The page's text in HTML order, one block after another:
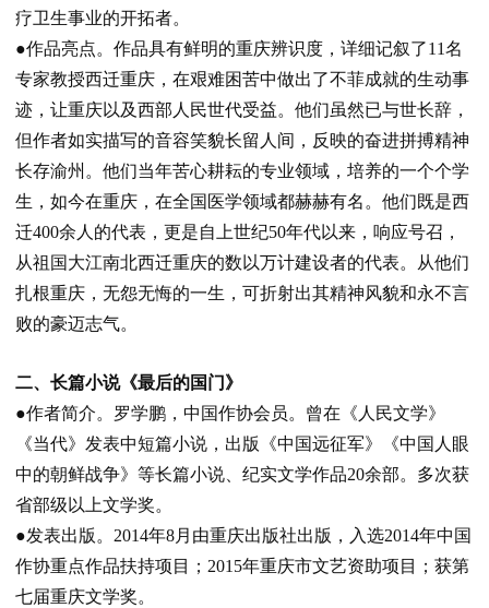
疗卫生事业的开拓者。
●作品亮点。作品具有鲜明的重庆辨识度，详细记叙了11名
专家教授西迁重庆，在艰难困苦中做出了不菲成就的生动事
迹，让重庆以及西部人民世代受益。他们虽然已与世长辞，
但作者如实描写的音容笑貌长留人间，反映的奋进拼搏精神
长存渝州。他们当年苦心耕耘的专业领域，培养的一个个学
生，如今在重庆，在全国医学领域都赫赫有名。他们既是西
迁400余人的代表，更是自上世纪50年代以来，响应号召，
从祖国大江南北西迁重庆的数以万计建设者的代表。从他们
扎根重庆，无怨无悔的一生，可折射出其精神风貌和永不言
败的豪迈志气。
二、长篇小说《最后的国门》
●作者简介。 罗学鹏，中国作协会员。曾在《人民文学》
《当代》发表中短篇小说，出版《中国远征军》《中国人眼
中的朝鲜战争》等长篇小说、纪实文学作品20余部。多次获
省部级以上文学奖。
●发表出版。 2014年8月由重庆出版社出版，入选2014年中国
作协重点作品扶持项目； 2015年重庆市文艺资助项目；获第
七届重庆文学奖。